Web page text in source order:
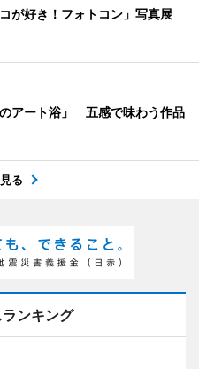
が好き！フォトコン」写真展
アート浴」 五感で味わう作品
る
ンキング